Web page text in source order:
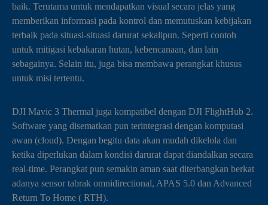
baik. Terutama untuk mendapatkan visual secara jelas yang
memberikan informasi pada kontrol dan memutuskan kebijakan
terbaik pada situasi-situasi darurat sekalipun. Seperti contoh
untuk mitigasi kebakaran hutan, kebencanaan, dan lain
sebagainya. Selain itu, juga bisa membawa perangkat khusus
untuk misi tertentu.
DJI Mavic 3 Thermal juga kompatibel dengan DJI FlightHub 2.
Software yang disematkan pun terintegrasi dengan komputasi
awan (cloud). Dengan begitu data akan mudah dikelola dan
ketika diperlukan dalam kondisi darurat dapat diandalkan secara
real-time. Perangkat pun semakin aman saat diterbangkan berkat
adanya sensor tabrak omnidirectional, APAS 5.0 dan Advanced
Return To Home ( RTH).